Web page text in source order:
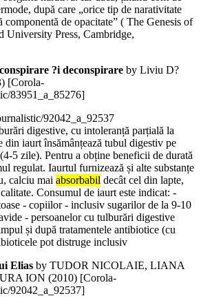
după care „orice tip de narativitate
componentă de opacitate” ( The Genesis of
University Press, Cambridge,
?i deconspirare by Liviu D?
) [Corola-
83951_a_85276]
92042_a_92537
digestive, cu intoleranță parțială la
din iaurt însămânțează tubul digestiv pe
5 zile). Pentru a obține beneficii de durată
regulat. Iaurtul furnizează și alte substanțe
calciu mai absorbabil decât cel din lapte,
Consumul de iaurt este indicat: -
- copiilor - inclusiv sugarilor de la 9-10
- persoanelor cu tulburări digestive
și după tratamentele antibiotice (cu
pot distruge inclusiv
Elias by TUDOR NICOLAIE, LIANA
ION (2010) [Corola-
92042_a_92537]